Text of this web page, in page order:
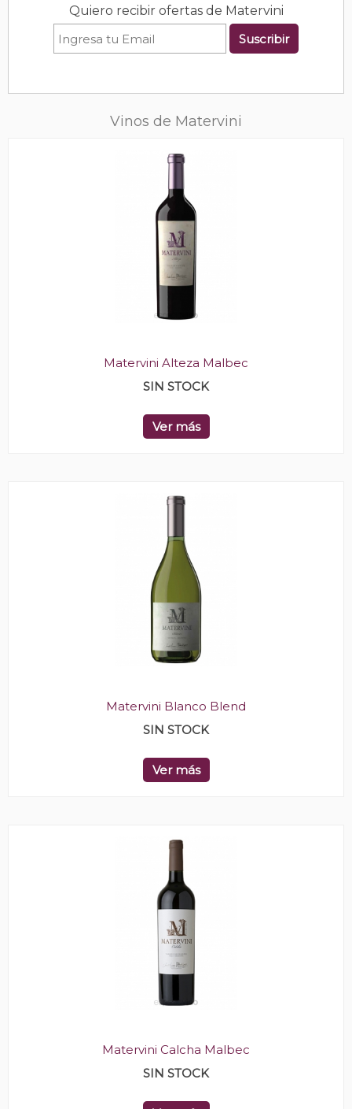
Quiero recibir ofertas de Matervini
Suscribir
Vinos de Matervini
Matervini Alteza Malbec
SIN STOCK
Ver más
Matervini Blanco Blend
SIN STOCK
Ver más
Matervini Calcha Malbec
SIN STOCK